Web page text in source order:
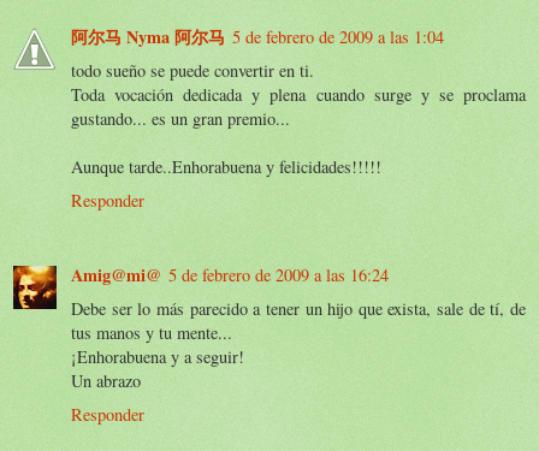
阿尔马 Nyma 阿尔马 5 de febrero de 2009 a las 1:04
todo sueño se puede convertir en ti.
Toda vocación dedicada y plena cuando surge y se proclama
gustando... es un gran premio...
Aunque tarde..Enhorabuena y felicidades!!!!!
Responder
Amig@mi@ 5 de febrero de 2009 a las 16:24
Debe ser lo más parecido a tener un hijo que exista, sale de tí, de
tus manos y tu mente...
¡Enhorabuena y a seguir!
Un abrazo
Responder